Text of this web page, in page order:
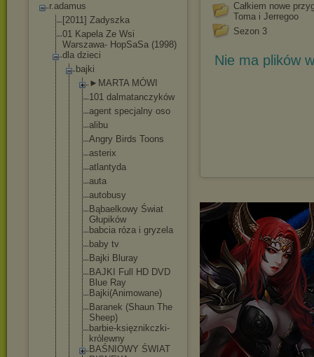
r.adamus
[2011] Zadyszka
01 Kapela Ze Wsi
Warszawa- HopSaSa (1998)
dla dzieci
bajki
►MARTA MÓWI
101 dalmatanczyków
agent specjalny oso
alibu
Angry Birds Toons
asterix
atlantyda
auta
autobusy
Bąbaelkowy Świat
Głupików
babcia róza i gryzela
baby tv
Bajki Bluray
BAJKI Full HD DVD
Blue Ray
Bajki(Animowane)
Baranek (Shaun The
Sheep)
barbie-księznikczki-
królewny
BAŚNIOWY ŚWIAT
Całkiem nowe
Toma i Jerregoo
Sezon 3
Nie ma plików